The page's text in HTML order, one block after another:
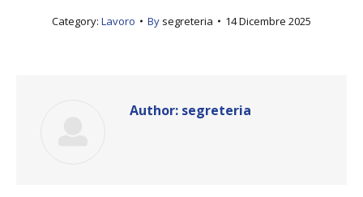
Category: Lavoro By segreteria 14 Dicembre 2025
Author: segreteria